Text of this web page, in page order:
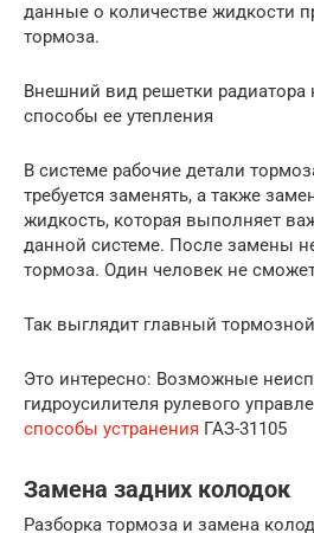
данные о количестве жидкости
тормоза.
Внешний вид решетки радиатора
способы ее утепления
В системе рабочие детали
требуется заменять, а также
жидкость, которая выполняет
данной системе. После замены
тормоза. Один человек не сможет
Так выглядит главный
Это интересно: Возможные
гидроусилителя рулевого
способы устранения ГАЗ-31105
Замена задних колодок
Разборка тормоза и замена